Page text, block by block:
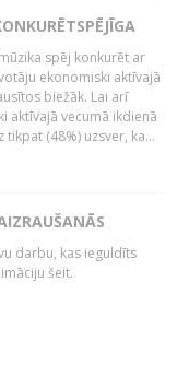
spēj konkurēt ar
ekonomiski aktīvajā
biežāk. Lai arī
aktīvajā vecumā ikdienā
(48%) uzsver, ka...
darbu, kas ieguldīts
šeit.